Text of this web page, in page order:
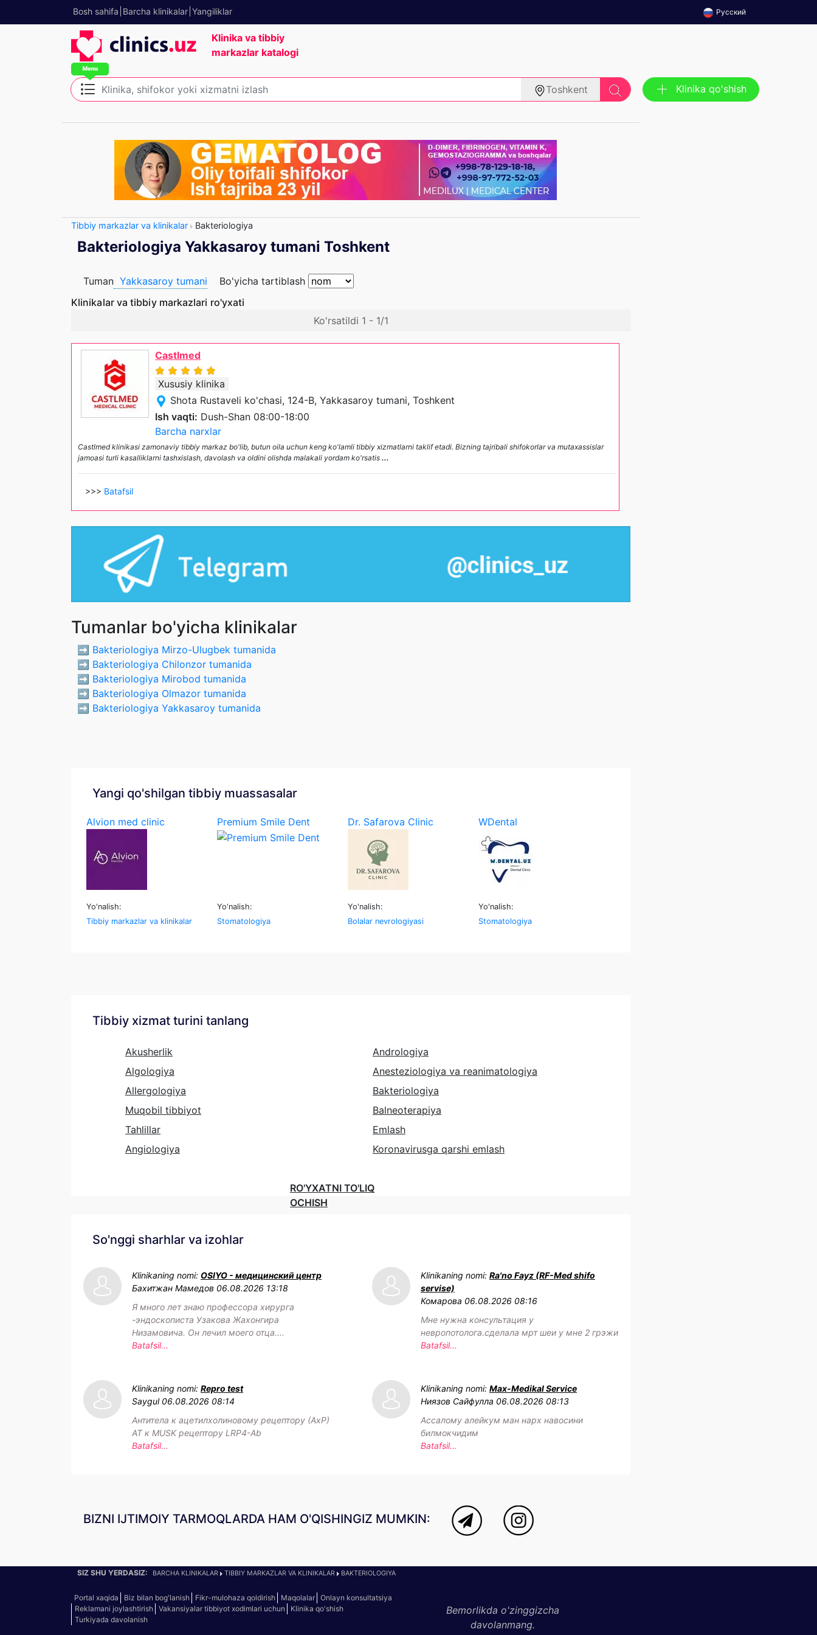
Bosh sahifa Barcha klinikalar Yangiliklar Русский
Klinika va tibbiy
markazlar katalogi
Toshkent Klinika qo'shish
Tibbiy markazlar va klinikalar Bakteriologiya
Bakteriologiya Yakkasaroy tumani Toshkent
Tuman Yakkasaroy tumani
Bo'yicha tartiblash
Klinikalar va tibbiy markazlari ro'yxati
Ko'rsatildi 1 - 1/1
Castlmed
Xususiy klinika
Shota Rustaveli ko'chasi, 124-B, Yakkasaroy tumani, Toshkent
Ish vaqti: Dush-Shan 08:00-18:00
Barcha narxlar
Castlmed klinikasi zamonaviy tibbiy markaz bo'lib, butun oila uchun keng ko'lamli tibbiy xizmatlarni taklif etadi. Bizning tajribali shifokorlar va mutaxassislar
jamoasi turli kasalliklarni tashxislash, davolash va oldini olishda malakali yordam ko'rsatis ...
>>> Batafsil
Tumanlar bo'yicha klinikalar
➡️ Bakteriologiya Mirzo-Ulugbek tumanida
➡️ Bakteriologiya Chilonzor tumanida
➡️ Bakteriologiya Mirobod tumanida
➡️ Bakteriologiya Olmazor tumanida
➡️ Bakteriologiya Yakkasaroy tumanida
Yangi qo'shilgan tibbiy muassasalar
Alvion med clinic
Yo'nalish:
Tibbiy markazlar va klinikalar
Premium Smile Dent
Yo'nalish:
Stomatologiya
Dr. Safarova Clinic
Yo'nalish:
Bolalar nevrologiyasi
WDental
Yo'nalish:
Stomatologiya
Tibbiy xizmat turini tanlang
Akusherlik
Algologiya
Allergologiya
Muqobil tibbiyot
Tahlillar
Angiologiya
Andrologiya
Anesteziologiya va reanimatologiya
Bakteriologiya
Balneoterapiya
Emlash
Koronavirusga qarshi emlash
RO'YXATNI TO'LIQ
OCHISH
So'nggi sharhlar va izohlar
Klinikaning nomi: OSIYO - медицинский центр
Бахитжан Мамедов 06.08.2026 13:18
Я много лет знаю профессора хирурга
-эндоскописта Узакова Жахонгира
Низамовича. Он лечил моего отца....
Batafsil...
Klinikaning nomi: Ra'no Fayz (RF-Med shifo
servise)
Комарова 06.08.2026 08:16
Мне нужна консультация у
невропотолога.сделала мрт шеи у мне 2 грэжи
Batafsil...
Klinikaning nomi: Repro test
Saygul 06.08.2026 08:14
Антитела к ацетилхолиновому рецептору (АхР)
АТ к MUSK рецептору LRP4-Ab
Batafsil...
Klinikaning nomi: Max-Medikal Service
Ниязов Сайфулла 06.08.2026 08:13
Ассалому алейкум ман нарх навосини
билмокчидим
Batafsil...
BIZNI IJTIMOIY TARMOQLARDA HAM O'QISHINGIZ MUMKIN:
SIZ SHU YERDASIZ: BARCHA KLINIKALAR TIBBIY MARKAZLAR VA KLINIKALAR BAKTERIOLOGIYA
Portal xaqida Biz bilan bog'lanish Fikr-mulohaza qoldirish Maqolalar Onlayn konsultatsiya
Reklamani joylashtirish Vakansiyalar tibbiyot xodimlari uchun
Klinika qo'shish
Turkiyada davolanish
Bemorlikda o'zinggizcha
davolanmang.